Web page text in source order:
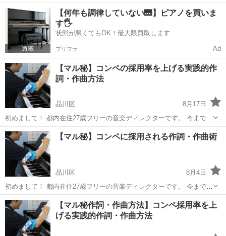
的なポピュラー音楽理論（コードの仕組み、進行など）。 いつも演奏
している音楽の理解をさらに深めるために、、、 学校の音楽のテスト
対策で、短期間、、、 ...
東京 品川区 その他 音楽理論
【何年も調律していない🎹】ピアノを買いま
す🖐️
状態が悪くてもOK！最大限買取します
プリフラ Ad
【マル秘】コンペの採用率を上げる実践的作
詞・作曲方法
品川区
8月17日
初めまして！ 都内在住27歳フリーの音楽ディレクターです。 今までに
大手レコード会社と大手音楽作家事務所にて、アーティストのA&Rと
作家（作詞・作曲）のマネジメント・ディレクションを中心に仕事を
東京 品川区 音楽 レコード会社
【マル秘】コンペに採用される作詞・作曲術
品川区
8月4日
初めまして！ 都内在住27歳フリーの音楽ディレクターです。 今までに
大手レコード会社と大手音楽作家事務所にて、アーティストのA&Rと
作家（作詞・作曲）のマネジメント・ディレクションを中心に仕事を
重ねて参りました。 ▼募集...
東京 品川区 音楽 DTM
【マル秘作詞・作曲方法】コンペ採用率を上
げる実践的作詞・作曲方法